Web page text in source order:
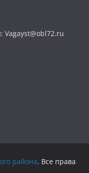
Vagayst@obl72.ru
района. Все права